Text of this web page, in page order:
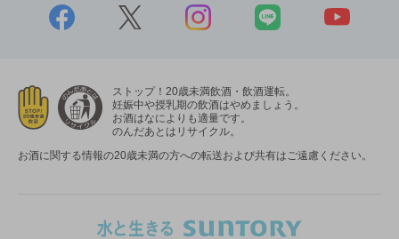
ストップ！20歳未満飲酒・飲酒運転。
妊娠中や授乳期の飲酒はやめましょう。
お酒はなによりも適量です。
のんだあとはリサイクル。
お酒に関する情報の20歳未満の方への転送および共有はご遠慮ください。